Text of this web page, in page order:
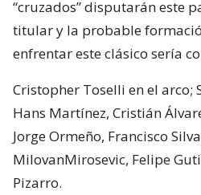
“cruzados” disputarán este
titular y la probable
enfrentar este clásico sería
Cristopher Toselli en el arco;
Hans Martínez, Cristián
Jorge Ormeño, Francisco
MilovanMirosevic, Felipe
Pizarro.